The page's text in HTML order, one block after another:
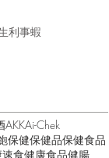
利事蝦
AKKAi-Chek
保健保健品保健食品
食健康食品健腸